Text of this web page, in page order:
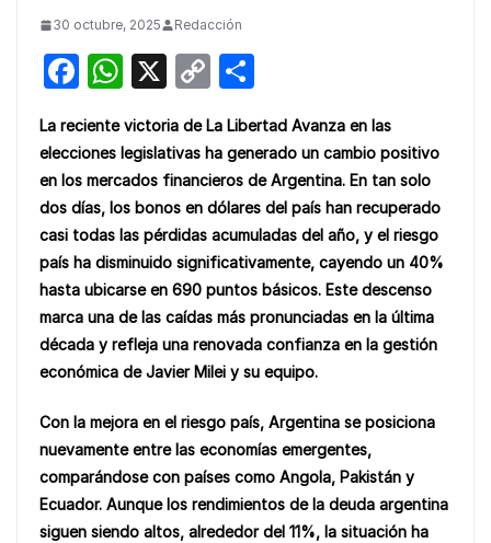
30 octubre, 2025 Redacción
F
c
e
b
o
o
k
W
at
s
A
p
p
X
C
p
y
Li
n
k
ar
e
La reciente victoria de La Libertad Avanza en las
elecciones legislativas ha generado un cambio positivo
en los mercados financieros de Argentina. En tan solo
dos días, los bonos en dólares del país han recuperado
casi todas las pérdidas acumuladas del año, y el riesgo
país ha disminuido significativamente, cayendo un 40%
hasta ubicarse en 690 puntos básicos. Este descenso
marca una de las caídas más pronunciadas en la última
década y refleja una renovada confianza en la gestión
económica de Javier Milei y su equipo.
Con la mejora en el riesgo país, Argentina se posiciona
nuevamente entre las economías emergentes,
comparándose con países como Angola, Pakistán y
Ecuador. Aunque los rendimientos de la deuda argentina
siguen siendo altos, alrededor del 11%, la situación ha